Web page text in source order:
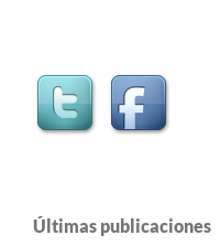
Últimas publicaciones